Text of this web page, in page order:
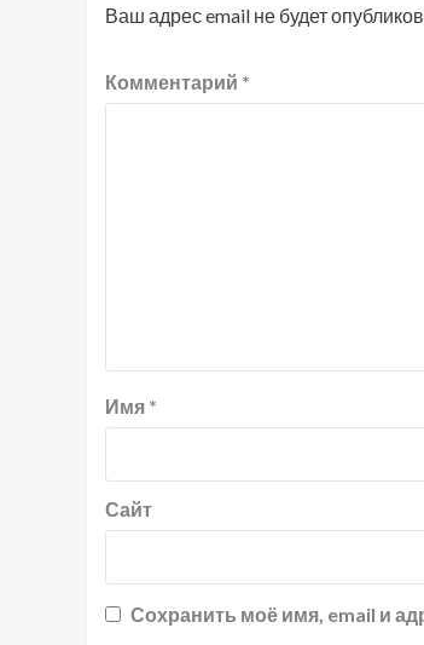
Ваш адрес email не будет
Комментарий *
Имя *
Сайт
Сохранить моё имя, email и